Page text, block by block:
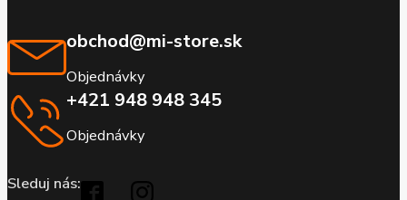
obchod@mi-store.sk
Objednávky
+421 948 948 345
Objednávky
Sleduj nás: